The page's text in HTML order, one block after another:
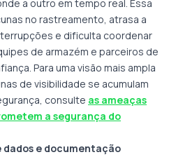
a outro em tempo real. Essa
no rastreamento, atrasa a
e dificulta coordenar
de armazém e parceiros de
Para uma visão mais ampla
de visibilidade se acumulam
consulte as ameaças
a segurança do
dados e documentação